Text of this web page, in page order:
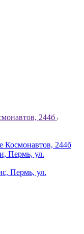
244б
Космонавтов, 244б
Пермь, ул.
Пермь, ул.